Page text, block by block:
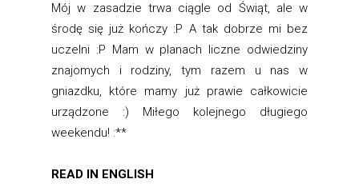
Mój w zasadzie trwa ciągle od Świąt, ale w
środę się już kończy :P A tak dobrze mi bez
uczelni :P Mam w planach liczne odwiedziny
znajomych i rodziny, tym razem u nas w
gniazdku, które mamy już prawie całkowicie
urządzone :) Miłego kolejnego długiego
weekendu! :**
READ IN ENGLISH